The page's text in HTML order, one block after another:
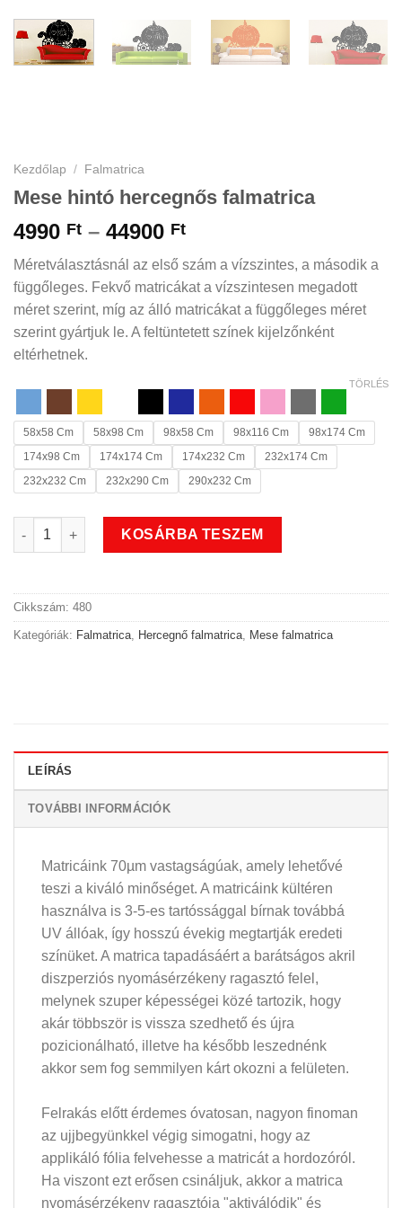
Kezdőlap / Falmatrica
Mese hintó hercegnős falmatrica
4990 Ft – 44900 FtÁrtartomány:
4990 Ft
-
44900 Ft
Méretválasztásnál az első szám a vízszintes, a második a
függőleges. Fekvő matricákat a vízszintesen megadott
méret szerint, míg az álló matricákat a függőleges méret
szerint gyártjuk le. A feltüntetett színek kijelzőnként
eltérhetnek.
58x58 Cm 58x98 Cm 98x58 Cm 98x116 Cm
98x174 Cm
174x98 Cm
174x174 Cm 174x232 Cm
232x174 Cm
232x232 Cm
232x290 Cm 290x232 Cm
TÖRLÉS
Mese hintó hercegnős falmatrica mennyiség
KOSÁRBA TESZEM
Cikkszám: 480
Kategóriák: Falmatrica, Hercegnő falmatrica, Mese falmatrica
LEÍRÁS
TOVÁBBI INFORMÁCIÓK
Matricáink 70µm vastagságúak, amely lehetővé
teszi a kiváló minőséget. A matricáink kültéren
használva is 3-5-es tartóssággal bírnak továbbá
UV állóak, így hosszú évekig megtartják eredeti
színüket. A matrica tapadásáért a barátságos akril
diszperziós nyomásérzékeny ragasztó felel,
melynek szuper képességei közé tartozik, hogy
akár többször is vissza szedhető és újra
pozicionálható, illetve ha később leszednénk
akkor sem fog semmilyen kárt okozni a felületen.
Felrakás előtt érdemes óvatosan, nagyon finoman
az ujjbegyünkkel végig simogatni, hogy az
applikáló fólia felvehesse a matricát a hordozóról.
Ha viszont ezt erősen csináljuk, akkor a matrica
nyomásérzékeny ragasztója "aktiválódik" és